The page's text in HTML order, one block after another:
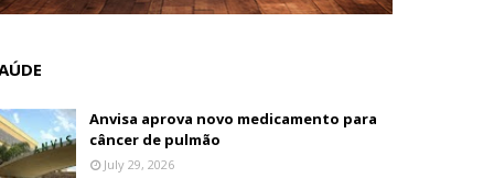
Anvisa aprova novo medicamento para
câncer de pulmão
July 29, 2026